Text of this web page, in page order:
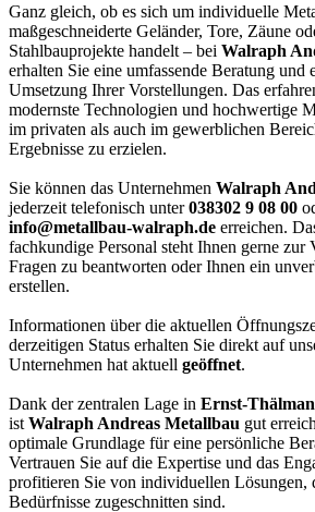
Ganz gleich, ob es sich um individuelle
maßgeschneiderte Geländer, Tore, Zäune
Stahlbauprojekte handelt – bei Walraph
erhalten Sie eine umfassende Beratung und
Umsetzung Ihrer Vorstellungen. Das
modernste Technologien und hochwertige
im privaten als auch im gewerblichen
Ergebnisse zu erzielen.
Sie können das Unternehmen Walraph
jederzeit telefonisch unter038302 9 08 00
info@metallbau-walraph.de erreichen.
fachkundige Personal steht Ihnen gerne zur
Fragen zu beantworten oder Ihnen ein
erstellen.
Informationen über die aktuellen
derzeitigen Status erhalten Sie direkt auf
Unternehmen hat aktuell geöffnet.
Dank der zentralen Lage in Ernst-
ist Walraph Andreas Metallbau gut
optimale Grundlage für eine persönliche
Vertrauen Sie auf die Expertise und das
profitieren Sie von individuellen Lösungen,
Bedürfnisse zugeschnitten sind.